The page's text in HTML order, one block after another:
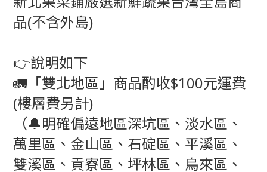
品(不含外島)
👉說明如下
🚛「雙北地區」商品酌收$100元運費
(樓層費另計)
（🔔明確偏遠地區深坑區、淡水區、
萬里區、金山區、石碇區、平溪區、
雙溪區、貢寮區、坪林區、烏來區、